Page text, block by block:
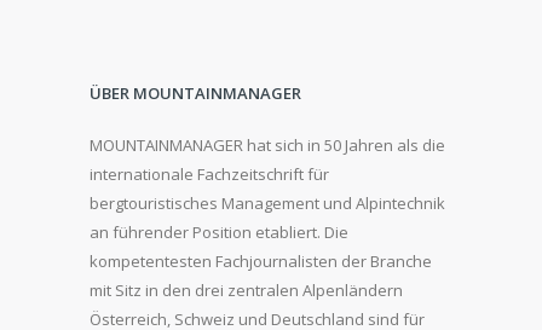
ÜBER MOUNTAINMANAGER
MOUNTAINMANAGER hat sich in 50 Jahren als die
internationale Fachzeitschrift für
bergtouristisches Management und Alpintechnik
an führender Position etabliert. Die
kompetentesten Fachjournalisten der Branche
mit Sitz in den drei zentralen Alpenländern
Österreich, Schweiz und Deutschland sind für